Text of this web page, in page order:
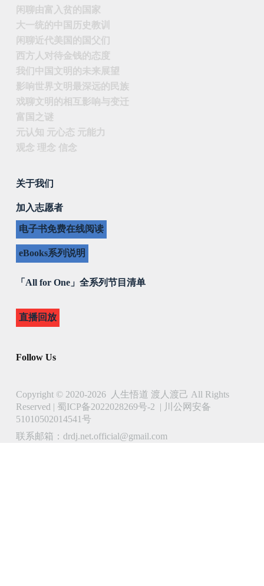
闲聊由富入贫的国家
大一统的中国历史教训
闲聊近代美国的国父们
西方人对待金钱的态度
我们中国文明的未来展望
影响世界文明最深远的民族
戏聊文明的相互影响与变迁
富国之谜
元认知 元心态 元能力
观念 理念 信念
关于我们
加入志愿者
电子书免费在线阅读
eBooks系列说明
「All for One」全系列节目清单
直播回放
Follow Us
Copyright © 2020-2026 人生悟道 渡人渡己 All Rights
Reserved | 蜀ICP备2022028269号-2 |
川公网安备
51010502014541号
联系邮箱：drdj.net.official@gmail.com